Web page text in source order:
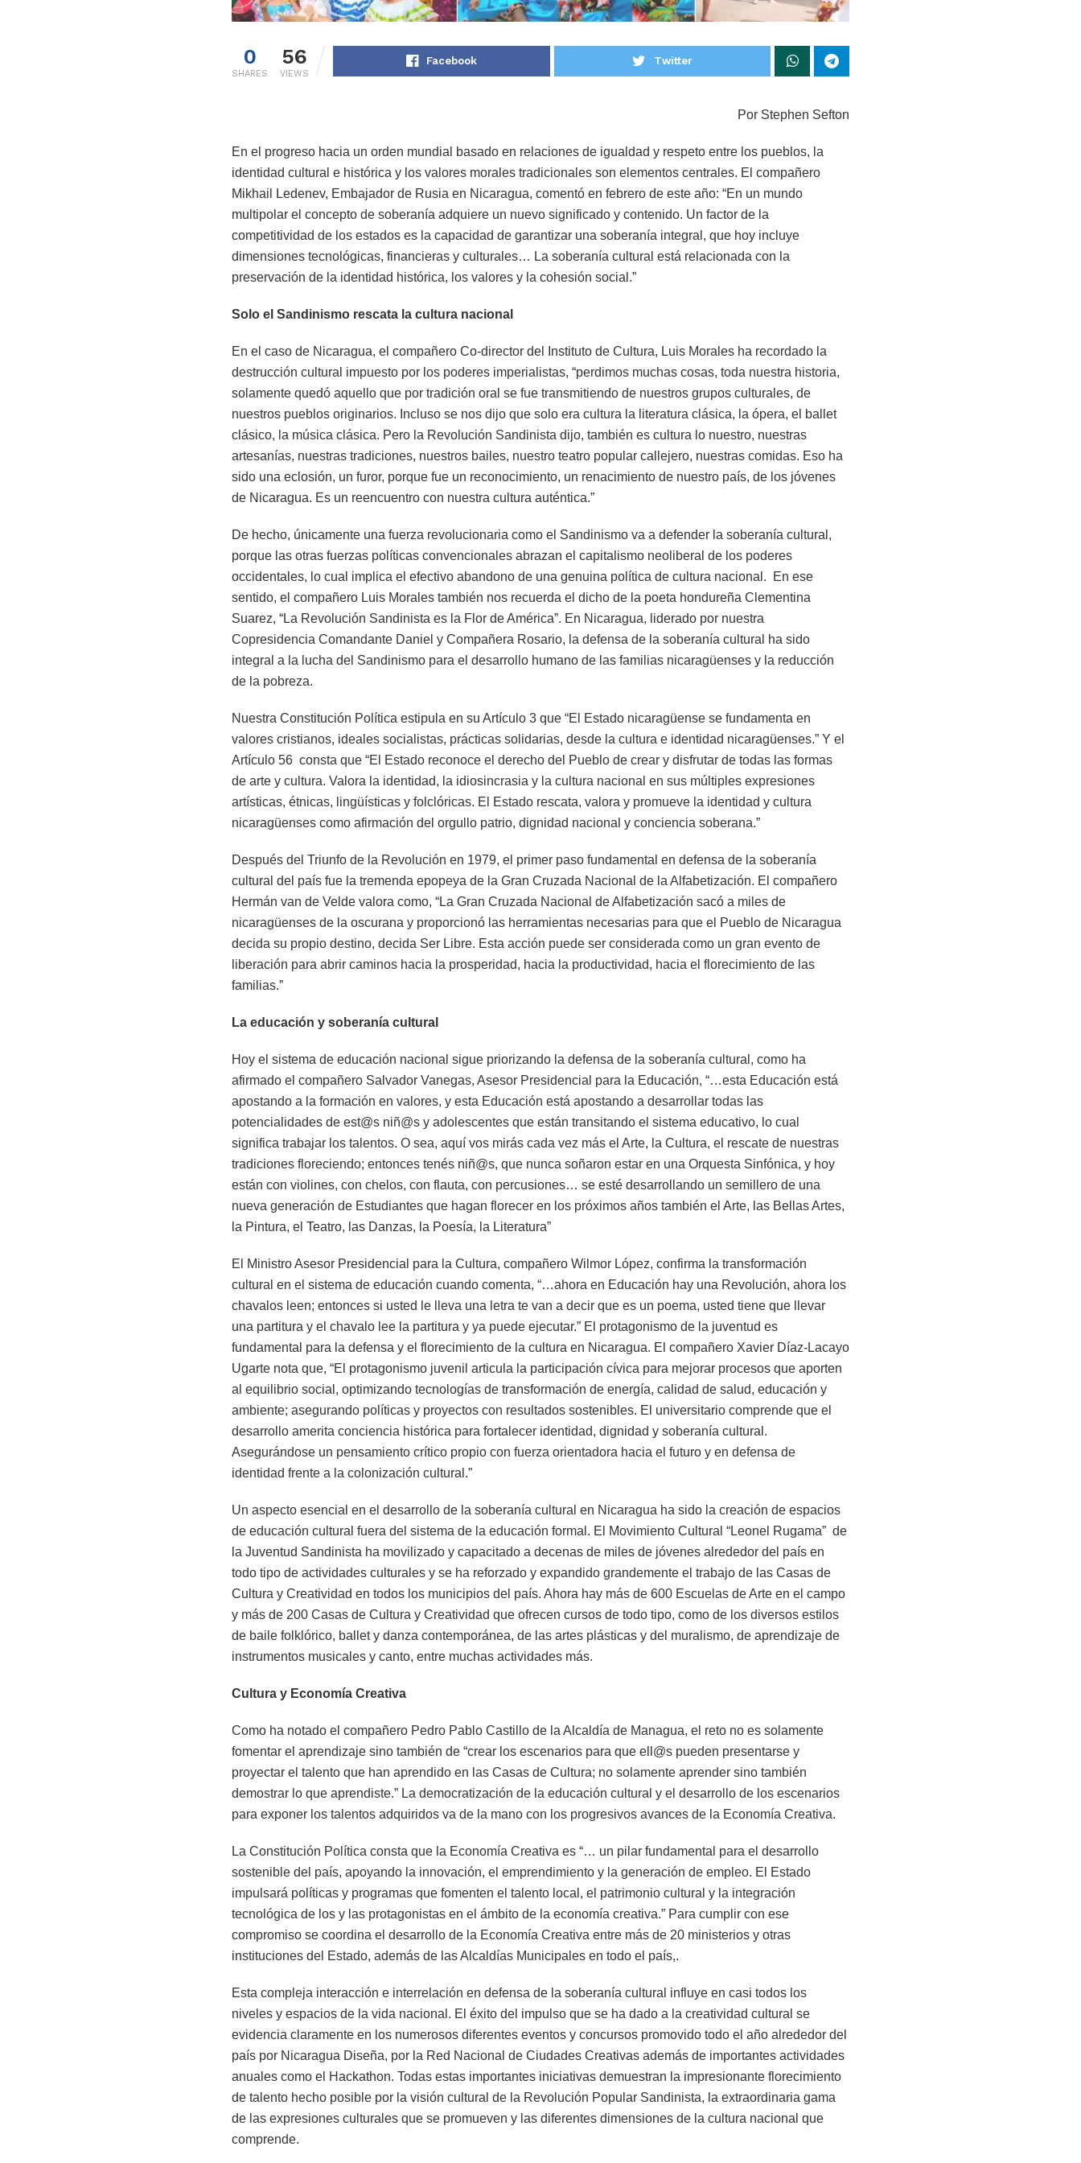
0
SHARES
56
VIEWS
Facebook Twitter
Por Stephen Sefton
En el progreso hacia un orden mundial basado en relaciones de igualdad y respeto entre los pueblos, la
identidad cultural e histórica y los valores morales tradicionales son elementos centrales. El compañero
Mikhail Ledenev, Embajador de Rusia en Nicaragua, comentó en febrero de este año: “En un mundo
multipolar el concepto de soberanía adquiere un nuevo significado y contenido. Un factor de la
competitividad de los estados es la capacidad de garantizar una soberanía integral, que hoy incluye
dimensiones tecnológicas, financieras y culturales… La soberanía cultural está relacionada con la
preservación de la identidad histórica, los valores y la cohesión social.”
Solo el Sandinismo rescata la cultura nacional
En el caso de Nicaragua, el compañero Co-director del Instituto de Cultura, Luis Morales ha recordado la
destrucción cultural impuesto por los poderes imperialistas, “perdimos muchas cosas, toda nuestra historia,
solamente quedó aquello que por tradición oral se fue transmitiendo de nuestros grupos culturales, de
nuestros pueblos originarios. Incluso se nos dijo que solo era cultura la literatura clásica, la ópera, el ballet
clásico, la música clásica. Pero la Revolución Sandinista dijo, también es cultura lo nuestro, nuestras
artesanías, nuestras tradiciones, nuestros bailes, nuestro teatro popular callejero, nuestras comidas. Eso ha
sido una eclosión, un furor, porque fue un reconocimiento, un renacimiento de nuestro país, de los jóvenes
de Nicaragua. Es un reencuentro con nuestra cultura auténtica.”
De hecho, únicamente una fuerza revolucionaria como el Sandinismo va a defender la soberanía cultural,
porque las otras fuerzas políticas convencionales abrazan el capitalismo neoliberal de los poderes
occidentales, lo cual implica el efectivo abandono de una genuina política de cultura nacional. En ese
sentido, el compañero Luis Morales también nos recuerda el dicho de la poeta hondureña Clementina
Suarez, “La Revolución Sandinista es la Flor de América”. En Nicaragua, liderado por nuestra
Copresidencia Comandante Daniel y Compañera Rosario, la defensa de la soberanía cultural ha sido
integral a la lucha del Sandinismo para el desarrollo humano de las familias nicaragüenses y la reducción
de la pobreza.
Nuestra Constitución Política estipula en su Artículo 3 que “El Estado nicaragüense se fundamenta en
valores cristianos, ideales socialistas, prácticas solidarias, desde la cultura e identidad nicaragüenses.” Y el
Artículo 56 consta que “El Estado reconoce el derecho del Pueblo de crear y disfrutar de todas las formas
de arte y cultura. Valora la identidad, la idiosincrasia y la cultura nacional en sus múltiples expresiones
artísticas, étnicas, lingüísticas y folclóricas. El Estado rescata, valora y promueve la identidad y cultura
nicaragüenses como afirmación del orgullo patrio, dignidad nacional y conciencia soberana.”
Después del Triunfo de la Revolución en 1979, el primer paso fundamental en defensa de la soberanía
cultural del país fue la tremenda epopeya de la Gran Cruzada Nacional de la Alfabetización. El compañero
Hermán van de Velde valora como, “La Gran Cruzada Nacional de Alfabetización sacó a miles de
nicaragüenses de la oscurana y proporcionó las herramientas necesarias para que el Pueblo de Nicaragua
decida su propio destino, decida Ser Libre. Esta acción puede ser considerada como un gran evento de
liberación para abrir caminos hacia la prosperidad, hacia la productividad, hacia el florecimiento de las
familias.”
La educación y soberanía cultural
Hoy el sistema de educación nacional sigue priorizando la defensa de la soberanía cultural, como ha
afirmado el compañero Salvador Vanegas, Asesor Presidencial para la Educación, “…esta Educación está
apostando a la formación en valores, y esta Educación está apostando a desarrollar todas las
potencialidades de est@s niñ@s y adolescentes que están transitando el sistema educativo, lo cual
significa trabajar los talentos. O sea, aquí vos mirás cada vez más el Arte, la Cultura, el rescate de nuestras
tradiciones floreciendo; entonces tenés niñ@s, que nunca soñaron estar en una Orquesta Sinfónica, y hoy
están con violines, con chelos, con flauta, con percusiones… se esté desarrollando un semillero de una
nueva generación de Estudiantes que hagan florecer en los próximos años también el Arte, las Bellas Artes,
la Pintura, el Teatro, las Danzas, la Poesía, la Literatura”
El Ministro Asesor Presidencial para la Cultura, compañero Wilmor López, confirma la transformación
cultural en el sistema de educación cuando comenta, “…ahora en Educación hay una Revolución, ahora los
chavalos leen; entonces si usted le lleva una letra te van a decir que es un poema, usted tiene que llevar
una partitura y el chavalo lee la partitura y ya puede ejecutar.” El protagonismo de la juventud es
fundamental para la defensa y el florecimiento de la cultura en Nicaragua. El compañero Xavier Díaz-Lacayo
Ugarte nota que, “El protagonismo juvenil articula la participación cívica para mejorar procesos que aporten
al equilibrio social, optimizando tecnologías de transformación de energía, calidad de salud, educación y
ambiente; asegurando políticas y proyectos con resultados sostenibles. El universitario comprende que el
desarrollo amerita conciencia histórica para fortalecer identidad, dignidad y soberanía cultural.
Asegurándose un pensamiento crítico propio con fuerza orientadora hacia el futuro y en defensa de
identidad frente a la colonización cultural.”
Un aspecto esencial en el desarrollo de la soberanía cultural en Nicaragua ha sido la creación de espacios
de educación cultural fuera del sistema de la educación formal. El Movimiento Cultural “Leonel Rugama” de
la Juventud Sandinista ha movilizado y capacitado a decenas de miles de jóvenes alrededor del país en
todo tipo de actividades culturales y se ha reforzado y expandido grandemente el trabajo de las Casas de
Cultura y Creatividad en todos los municipios del país. Ahora hay más de 600 Escuelas de Arte en el campo
y más de 200 Casas de Cultura y Creatividad que ofrecen cursos de todo tipo, como de los diversos estilos
de baile folklórico, ballet y danza contemporánea, de las artes plásticas y del muralismo, de aprendizaje de
instrumentos musicales y canto, entre muchas actividades más.
Cultura y Economía Creativa
Como ha notado el compañero Pedro Pablo Castillo de la Alcaldía de Managua, el reto no es solamente
fomentar el aprendizaje sino también de “crear los escenarios para que ell@s pueden presentarse y
proyectar el talento que han aprendido en las Casas de Cultura; no solamente aprender sino también
demostrar lo que aprendiste.” La democratización de la educación cultural y el desarrollo de los escenarios
para exponer los talentos adquiridos va de la mano con los progresivos avances de la Economía Creativa.
La Constitución Política consta que la Economía Creativa es “… un pilar fundamental para el desarrollo
sostenible del país, apoyando la innovación, el emprendimiento y la generación de empleo. El Estado
impulsará políticas y programas que fomenten el talento local, el patrimonio cultural y la integración
tecnológica de los y las protagonistas en el ámbito de la economía creativa.” Para cumplir con ese
compromiso se coordina el desarrollo de la Economía Creativa entre más de 20 ministerios y otras
instituciones del Estado, además de las Alcaldías Municipales en todo el país,.
Esta compleja interacción e interrelación en defensa de la soberanía cultural influye en casi todos los
niveles y espacios de la vida nacional. El éxito del impulso que se ha dado a la creatividad cultural se
evidencia claramente en los numerosos diferentes eventos y concursos promovido todo el año alrededor del
país por Nicaragua Diseña, por la Red Nacional de Ciudades Creativas además de importantes actividades
anuales como el Hackathon. Todas estas importantes iniciativas demuestran la impresionante florecimiento
de talento hecho posible por la visión cultural de la Revolución Popular Sandinista, la extraordinaria gama
de las expresiones culturales que se promueven y las diferentes dimensiones de la cultura nacional que
comprende.